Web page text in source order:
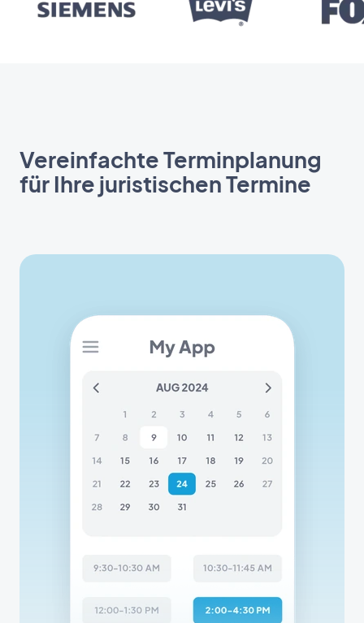
Vereinfachte Terminplanung
für Ihre juristischen Termine